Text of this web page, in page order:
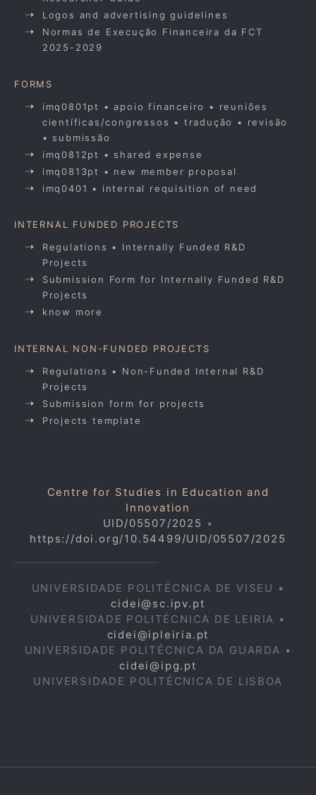
Logos and advertising guidelines
Normas de Execução Financeira da FCT
2025-2029
FORMS
imq0801pt • apoio financeiro • reuniões
científicas/congressos • tradução • revisão
• submissão
imq0812pt • shared expense
imq0813pt • new member proposal
imq0401 • internal requisition of need
INTERNAL FUNDED PROJECTS
Regulations • Internally Funded R&D
Projects
Submission Form for Internally Funded R&D
Projects
know more
INTERNAL NON-FUNDED PROJECTS
Regulations • Non-Funded Internal R&D
Projects
Submission form for projects
Projects template
Centre for Studies in Education and
Innovation
UID/05507/2025 •
https://doi.org/10.54499/UID/05507/2025
UNIVERSIDADE POLITÉCNICA DE VISEU •
cidei@sc.ipv.pt
UNIVERSIDADE POLITÉCNICA DE LEIRIA •
cidei@ipleiria.pt
UNIVERSIDADE POLITÉCNICA DA GUARDA •
cidei@ipg.pt
UNIVERSIDADE POLITÉCNICA DE LISBOA